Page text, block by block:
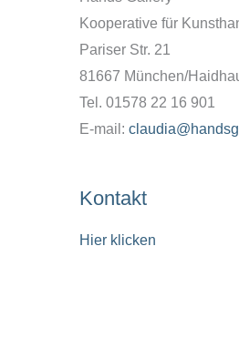
Kooperative für
Pariser Str. 21
81667 München/
Tel. 01578 22 16 901
E-mail:
Kontakt
Hier klicken